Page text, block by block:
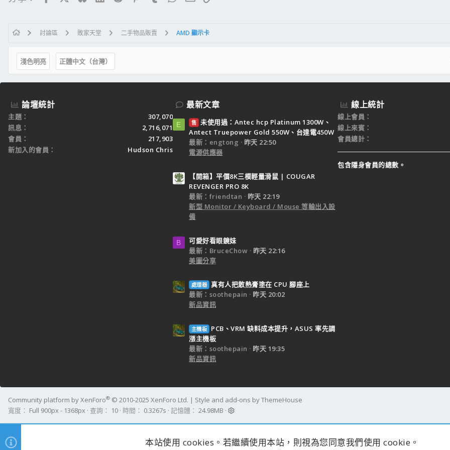
討論區 敗家天堂 二手物品販賣 AMD 顯示卡
淺色明亮 正體中文（台灣）
論壇統計
主題
307,070
訊息
2,716,071
會員
217,903
新加入的會員
Hudson Chris
最新文章
E 售 未使用過：Antec hcp Platinum 1300W、
Antect Truepower Gold 550W、台達電450W
最新：engtong
昨天 22:50
電源供應器
【開箱】平價8K三模輕量滑鼠 | COUGAR
REVENGER PRO 8K
最新：friendtan
昨天 22:19
新型 Monitor / Keyboard / Mouse 等輸出入設
備
B
可愛好看眼鏡妹
最新：BruceChow
昨天 22:16
美圖分享
處理器 真有人把散熱膏塗在 CPU 腳座上
最新：soothepain
昨天 20:02
新品資訊
主機板
PCB、VRM 缺料成本提升，ASUS 率先調
漲主機板
最新：soothepain
昨天 19:35
新品資訊
線上統計
線上會員
線上來賓
會員總計
包含隱身會員的總數。
Community platform by XenForo® © 2010-2025 XenForo Ltd. | Style and add-ons by ThemeHouse
寬度
查詢 10 時間 0.3267s 記憶體 24.98MB
本站使用 cookies。若繼續使用本站，則視為您同意我們使用 cookie。